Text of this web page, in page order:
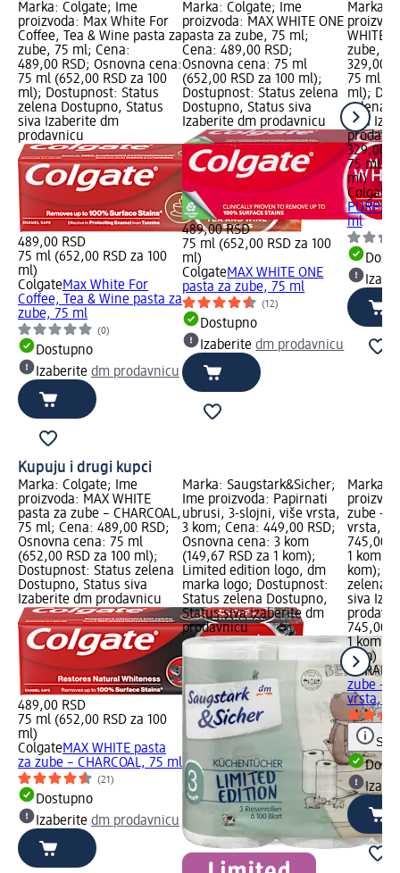
Marka: Colgate; Ime
proizvoda: Max White For
Coffee, Tea & Wine pasta za
zube, 75 ml; Cena:
489,00 RSD; Osnovna cena:
75 ml (652,00 RSD za 100
ml); Dostupnost: Status
zelena Dostupno, Status
siva Izaberite dm
prodavnicu
489,00 RSD
75 ml (652,00 RSD za 100
ml)
ColgateMax White For
Coffee, Tea & Wine pasta za
zube, 75 ml
(0)
Dostupno
Izaberite dm prodavnicu
Marka: Colgate; Ime
proizvoda: MAX WHITE ONE
pasta za zube, 75 ml;
Cena: 489,00 RSD;
Osnovna cena: 75 ml
(652,00 RSD za 100 ml);
Dostupnost: Status zelena
Dostupno, Status siva
Izaberite dm prodavnicu
489,00 RSD
75 ml (652,00 RSD za 100
ml)
ColgateMAX WHITE ONE
pasta za zube, 75 ml
(12)
Dostupno
Izaberitedm prodavnicu
Marka:
WHITE
zube,
329,00
75 ml
ml);
zelena
siva
329,00
75 ml
ml)
Colgate
ml
Kupuju i drugi kupci
Marka: Colgate; Ime
proizvoda: MAX WHITE
pasta za zube – CHARCOAL,
75 ml; Cena: 489,00 RSD;
Osnovna cena: 75 ml
(652,00 RSD za 100 ml);
Dostupnost: Status zelena
Dostupno, Status siva
Izaberite dm prodavnicu
489,00 RSD
75 ml (652,00 RSD za 100
ml)
ColgateMAX WHITE pasta
za zube – CHARCOAL, 75 ml
(21)
Dostupno
Izaberite dm prodavnicu
Marka: Saugstark&Sicher;
Ime proizvoda: Papirnati
ubrusi, 3-slojni, više vrsta,
3 kom; Cena: 449,00 RSD;
Osnovna cena: 3 kom
(149,67 RSD za 1 kom);
Limited edition logo, dm
marka logo; Dostupnost:
Status zelena Dostupno,
Status siva Izaberite dm
prodavnicu
Marka:
zube -
vrsta, 1
745,00
1 kom
kom);
zelena
siva
745,00
1 kom
kom)
zube -
vrsta, 1